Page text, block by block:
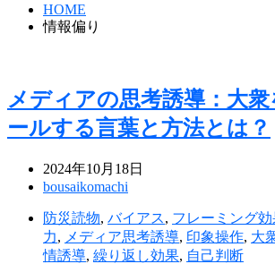
HOME
情報偏り
メディアの思考誘導：大
ールする言葉と方法とは？
2024年10月18日
bousaikomachi
防災読物, バイアス, フレーミング効
力, メディア思考誘導, 印象操作, 大
情誘導, 繰り返し効果, 自己判断